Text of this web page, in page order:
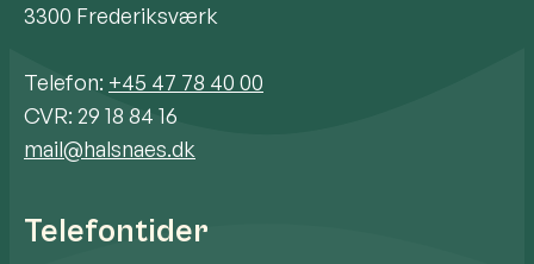
3300 Frederiksværk
Telefon: +45 47 78 40 00
CVR: 29 18 84 16
mail@halsnaes.dk
Telefontider